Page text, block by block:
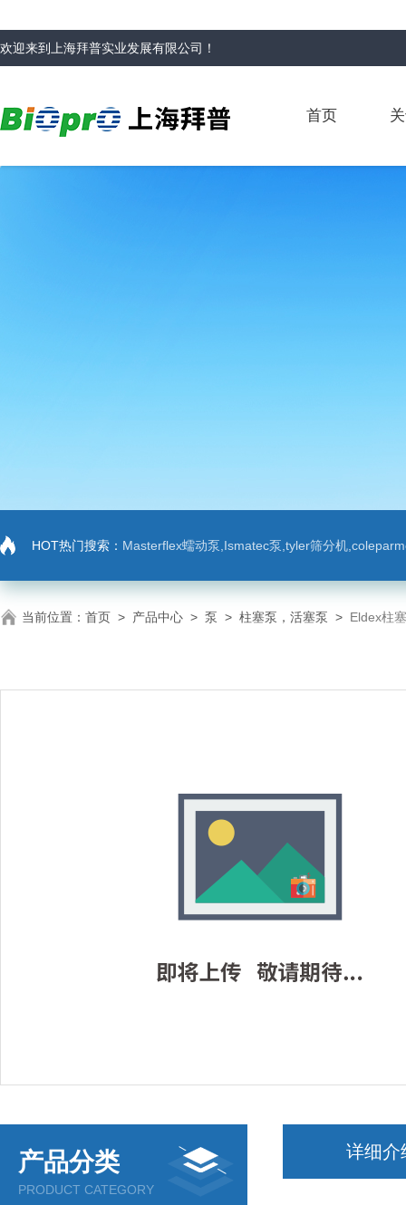
欢迎来到 上海拜普实业发展有限公司 ！
首页
HOT热门搜索： Masterflex蠕动泵,Ismatec泵,tyler筛分机,coleparmer,注射
当前位置： 首页 > 产品中心 > 泵 > 柱塞泵，活塞泵 > Eldex柱
产品分类
PRODUCT CATEGORY
详细介